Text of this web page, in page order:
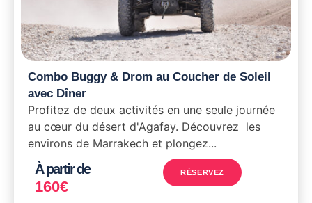
Combo Buggy & Drom au Coucher de Soleil
avec Dîner
Profitez de deux activités en une seule journée
au cœur du désert d'Agafay. Découvrez les
environs de Marrakech et plongez...
À partir de
160€
RÉSERVEZ